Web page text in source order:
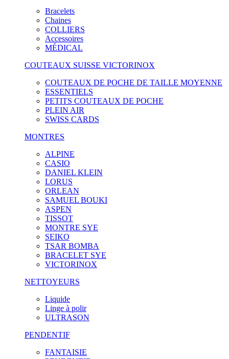
Bracelets
Chaines
COLLIERS
Accessoires
MÉDICAL
COUTEAUX SUISSE VICTORINOX
COUTEAUX DE POCHE DE TAILLE MOYENNE
ESSENTIELS
PETITS COUTEAUX DE POCHE
PLEIN AIR
SWISS CARDS
MONTRES
ALPINE
CASIO
DANIEL KLEIN
LORUS
ORLEAN
SAMUEL BOUKI
ASPEN
TISSOT
MONTRE SYE
SEIKO
TSAR BOMBA
BRACELET SYE
VICTORINOX
NETTOYEURS
Liquide
Linge à polir
ULTRASON
PENDENTIF
FANTAISIE